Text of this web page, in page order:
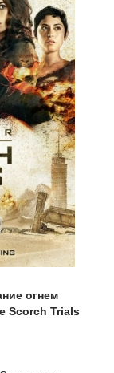
огнем
Scorch Trials